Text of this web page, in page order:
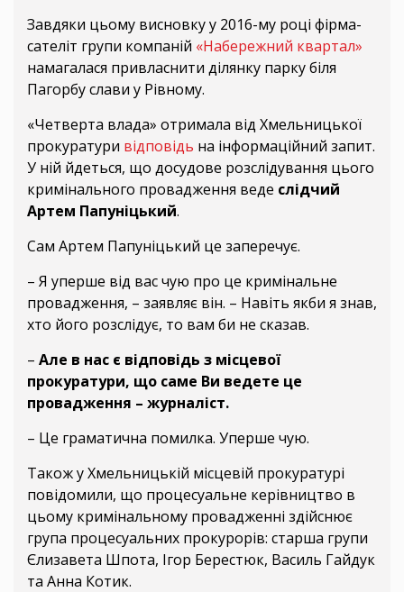
Завдяки цьому висновку у 2016-му році фірма-
сателіт групи компаній «Набережний квартал»
намагалася привласнити ділянку парку біля
Пагорбу слави у Рівному.
«Четверта влада» отримала від Хмельницької
прокуратури відповідь на інформаційний запит.
У ній йдеться, що досудове розслідування цього
кримінального провадження веде слідчий
Артем Папуніцький.
Сам Артем Папуніцький це заперечує.
– Я уперше від вас чую про це кримінальне
провадження, – заявляє він. – Навіть якби я знав,
хто його розслідує, то вам би не сказав.
– Але в нас є відповідь з місцевої
прокуратури, що саме Ви ведете це
провадження – журналіст.
– Це граматична помилка. Уперше чую.
Також у Хмельницькій місцевій прокуратурі
повідомили, що процесуальне керівництво в
цьому кримiнальному провадженнi здiйснює
група процесуальних прокурорiв: старша групи
Єлизавета Шпота, Ігор Берестюк, Василь Гайдук
та Анна Котик.